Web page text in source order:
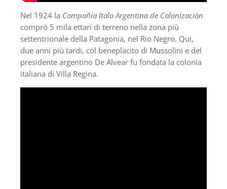
Nel 1924 la Compañía Italo Argentina de Colonización
comprò 5 mila ettari di terreno nella zona più
settentrionale della Patagonia, nel Rio Negro. Qui,
due anni più tardi, col beneplacito di Mussolini e del
presidente argentino De Alvear fu fondata la colonia
italiana di Villa Regina.